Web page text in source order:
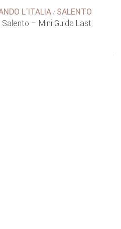
L'ITALIA / SALENTO
– Mini Guida Last